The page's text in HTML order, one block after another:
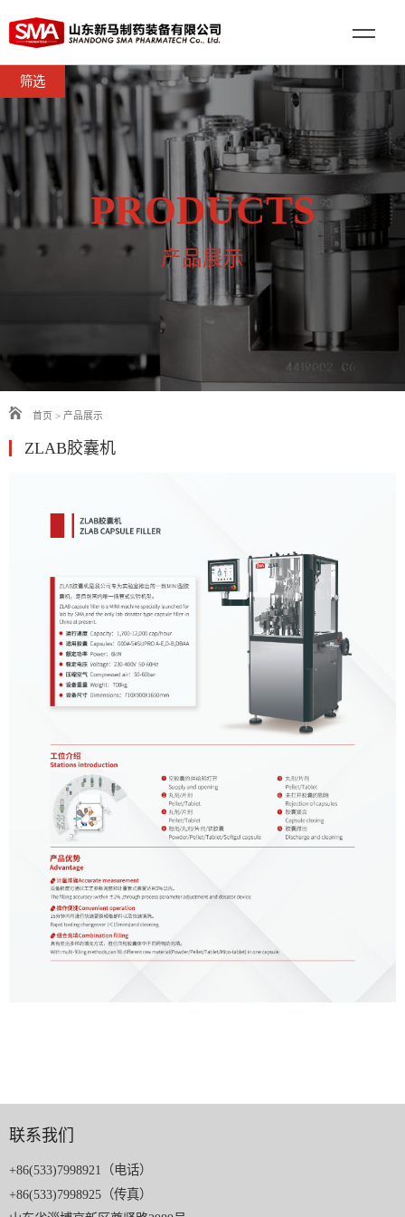
PRODUCTS
产品展示
首页 > 产品展示
筛选
ZLAB胶囊机
联系我们
+86(533)7998921（电话）
+86(533)7998925（传真）